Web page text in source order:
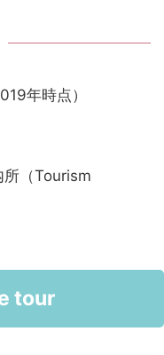
年時点）
所（Tourism
tour